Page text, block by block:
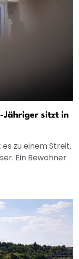
Jähriger sitzt in
zu einem Streit.
Ein Bewohner